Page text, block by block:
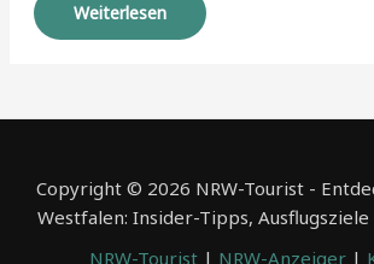
Weiterlesen
Copyright © 2026 NRW-Tourist -
Westfalen: Insider-Tipps,
NRW-Tourist | NRW-Anzeiger |